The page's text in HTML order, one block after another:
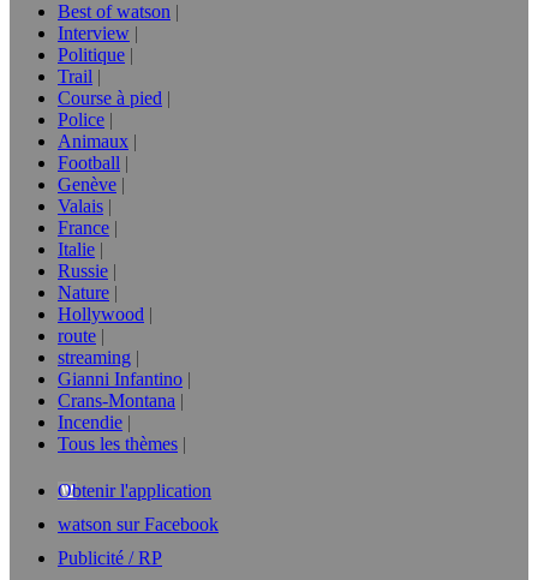
Best of watson
Interview
Politique
Trail
Course à pied
Police
Animaux
Football
Genève
Valais
France
Italie
Russie
Nature
Hollywood
route
streaming
Gianni Infantino
Crans-Montana
Incendie
Tous les thèmes
Obtenir l'application
watson sur Facebook
Publicité / RP